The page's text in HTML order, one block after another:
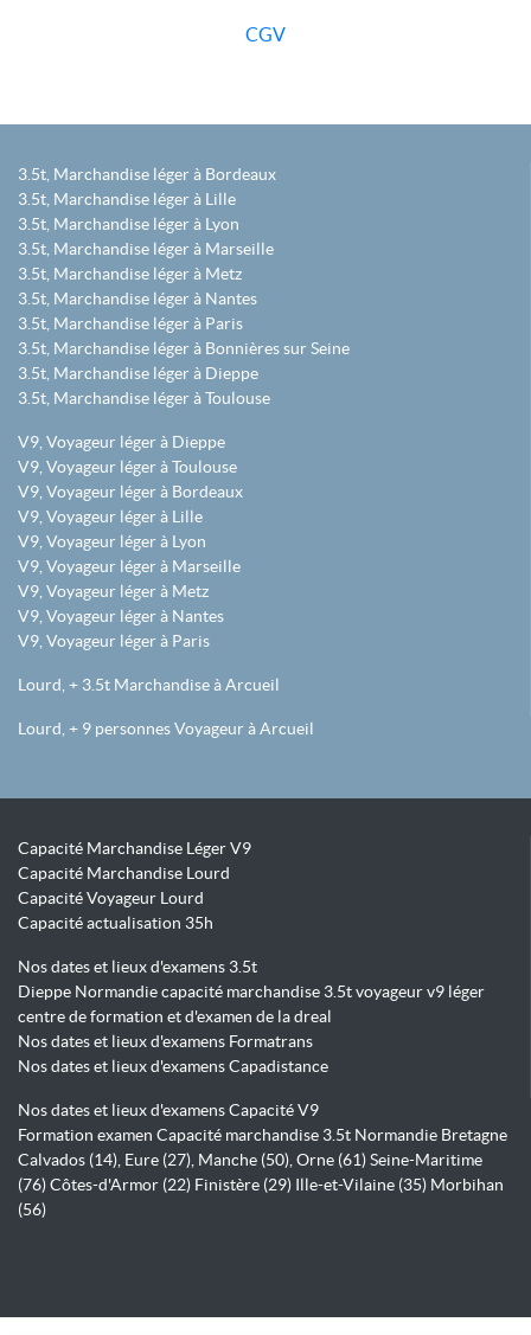
CGV
3.5t, Marchandise léger à Bordeaux
3.5t, Marchandise léger à Lille
3.5t, Marchandise léger à Lyon
3.5t, Marchandise léger à Marseille
3.5t, Marchandise léger à Metz
3.5t, Marchandise léger à Nantes
3.5t, Marchandise léger à Paris
3.5t, Marchandise léger à Bonnières sur Seine
3.5t, Marchandise léger à Dieppe
3.5t, Marchandise léger à Toulouse
V9, Voyageur léger à Dieppe
V9, Voyageur léger à Toulouse
V9, Voyageur léger à Bordeaux
V9, Voyageur léger à Lille
V9, Voyageur léger à Lyon
V9, Voyageur léger à Marseille
V9, Voyageur léger à Metz
V9, Voyageur léger à Nantes
V9, Voyageur léger à Paris
Lourd, + 3.5t Marchandise à Arcueil
Lourd, + 9 personnes Voyageur à Arcueil
Capacité Marchandise Léger V9
Capacité Marchandise Lourd
Capacité Voyageur Lourd
Capacité actualisation 35h
Nos dates et lieux d'examens 3.5t
Dieppe Normandie capacité marchandise 3.5t voyageur v9 léger
centre de formation et d'examen de la dreal
Nos dates et lieux d'examens Formatrans
Nos dates et lieux d'examens Capadistance
Nos dates et lieux d'examens Capacité V9
Formation examen Capacité marchandise 3.5t Normandie Bretagne
Calvados (14), Eure (27), Manche (50), Orne (61) Seine-Maritime
(76) Côtes-d'Armor (22) Finistère (29) Ille-et-Vilaine (35) Morbihan
(56)